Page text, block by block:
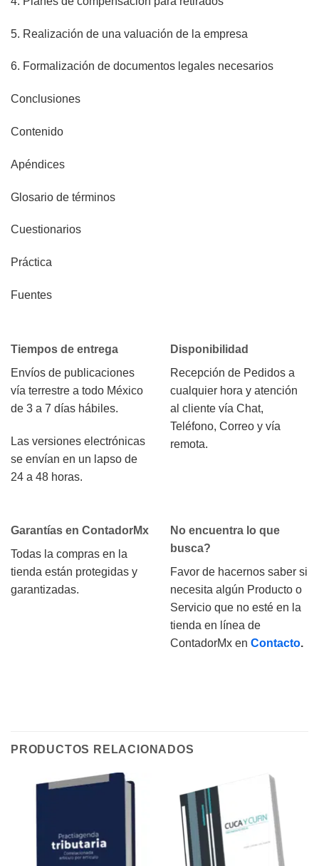
5. Realización de una valuación de la empresa
6. Formalización de documentos legales necesarios
Conclusiones
Contenido
Apéndices
Glosario de términos
Cuestionarios
Práctica
Fuentes
Tiempos de entrega
Envíos de publicaciones
vía terrestre a todo México
de 3 a 7 días hábiles.
Las versiones electrónicas
se envían en un lapso de
24 a 48 horas.
Disponibilidad
Recepción de Pedidos a
cualquier hora y atención
al cliente vía Chat,
Teléfono, Correo y vía
remota.
Garantías en ContadorMx
Todas la compras en la
tienda están protegidas y
garantizadas.
No encuentra lo que
busca?
Favor de hacernos saber si
necesita algún Producto o
Servicio que no esté en la
tienda en línea de
ContadorMx en Contacto.
PRODUCTOS RELACIONADOS